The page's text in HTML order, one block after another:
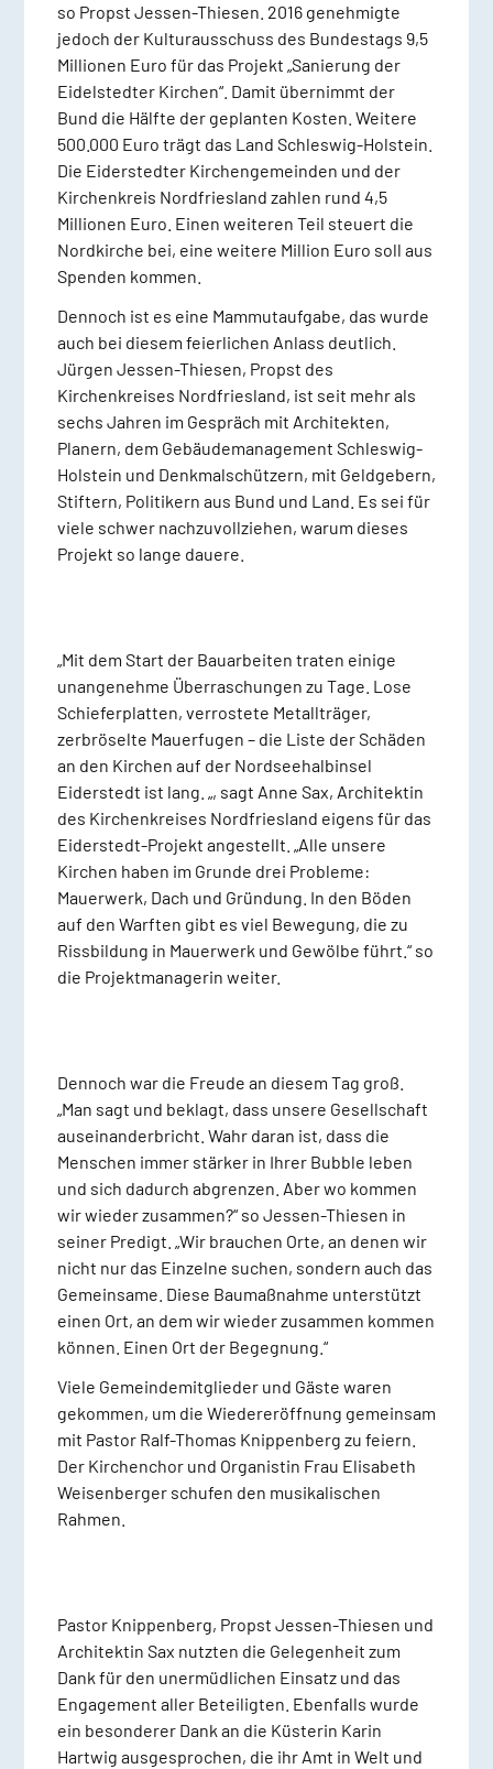
so Propst Jessen-Thiesen. 2016 genehmigte
jedoch der Kulturausschuss des Bundestags 9,5
Millionen Euro für das Projekt „Sanierung der
Eidelstedter Kirchen“. Damit übernimmt der
Bund die Hälfte der geplanten Kosten. Weitere
500.000 Euro trägt das Land Schleswig-Holstein.
Die Eiderstedter Kirchengemeinden und der
Kirchenkreis Nordfriesland zahlen rund 4,5
Millionen Euro. Einen weiteren Teil steuert die
Nordkirche bei, eine weitere Million Euro soll aus
Spenden kommen.
Dennoch ist es eine Mammutaufgabe, das wurde
auch bei diesem feierlichen Anlass deutlich.
Jürgen Jessen-Thiesen, Propst des
Kirchenkreises Nordfriesland, ist seit mehr als
sechs Jahren im Gespräch mit Architekten,
Planern, dem Gebäudemanagement Schleswig-
Holstein und Denkmalschützern, mit Geldgebern,
Stiftern, Politikern aus Bund und Land. Es sei für
viele schwer nachzuvollziehen, warum dieses
Projekt so lange dauere.
„Mit dem Start der Bauarbeiten traten einige
unangenehme Überraschungen zu Tage. Lose
Schieferplatten, verrostete Metallträger,
zerbröselte Mauerfugen – die Liste der Schäden
an den Kirchen auf der Nordseehalbinsel
Eiderstedt ist lang. „, sagt Anne Sax, Architektin
des Kirchenkreises Nordfriesland eigens für das
Eiderstedt-Projekt angestellt. „Alle unsere
Kirchen haben im Grunde drei Probleme:
Mauerwerk, Dach und Gründung. In den Böden
auf den Warften gibt es viel Bewegung, die zu
Rissbildung in Mauerwerk und Gewölbe führt.“ so
die Projektmanagerin weiter.
Dennoch war die Freude an diesem Tag groß.
„Man sagt und beklagt, dass unsere Gesellschaft
auseinanderbricht. Wahr daran ist, dass die
Menschen immer stärker in Ihrer Bubble leben
und sich dadurch abgrenzen. Aber wo kommen
wir wieder zusammen?“ so Jessen-Thiesen in
seiner Predigt. „Wir brauchen Orte, an denen wir
nicht nur das Einzelne suchen, sondern auch das
Gemeinsame. Diese Baumaßnahme unterstützt
einen Ort, an dem wir wieder zusammen kommen
können. Einen Ort der Begegnung.“
Viele Gemeindemitglieder und Gäste waren
gekommen, um die Wiedereröffnung gemeinsam
mit Pastor Ralf-Thomas Knippenberg zu feiern.
Der Kirchenchor und Organistin Frau Elisabeth
Weisenberger schufen den musikalischen
Rahmen.
Pastor Knippenberg, Propst Jessen-Thiesen und
Architektin Sax nutzten die Gelegenheit zum
Dank für den unermüdlichen Einsatz und das
Engagement aller Beteiligten. Ebenfalls wurde
ein besonderer Dank an die Küsterin Karin
Hartwig ausgesprochen, die ihr Amt in Welt und